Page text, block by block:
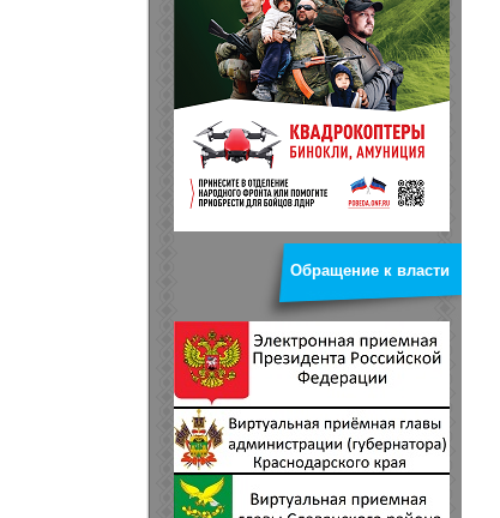
Обращение к власти